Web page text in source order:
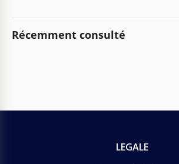
Récemment consulté
LEGALE